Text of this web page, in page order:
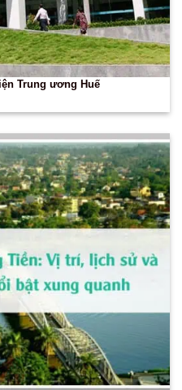
Trung ương Huế